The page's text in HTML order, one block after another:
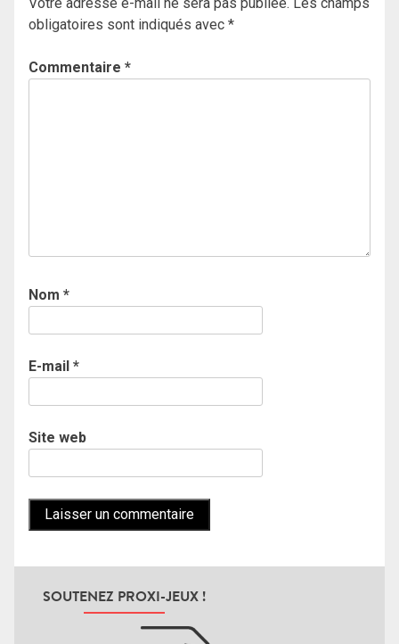
obligatoires sont indiqués avec *
Commentaire *
Nom *
E-mail *
Site web
SOUTENEZ PROXI-JEUX !